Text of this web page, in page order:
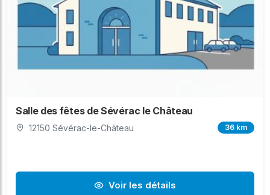
Salle des fêtes de Sévérac le Château
12150 Sévérac-le-Château 36 km
Voir les détails